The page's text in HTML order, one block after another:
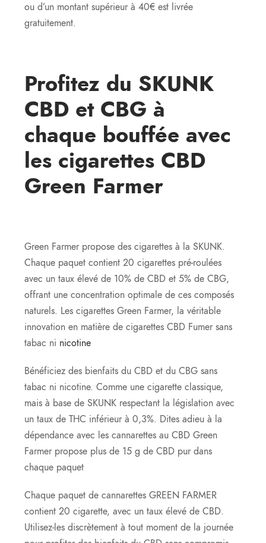
ou d’un montant supérieur à 40€ est livrée
gratuitement.
Profitez du SKUNK
CBD et CBG à
chaque bouffée avec
les cigarettes CBD
Green Farmer
Green Farmer propose des cigarettes à la SKUNK.
Chaque paquet contient 20 cigarettes pré-roulées
avec un taux élevé de 10% de CBD et 5% de CBG,
offrant une concentration optimale de ces composés
naturels. Les cigarettes Green Farmer, la véritable
innovation en matière de cigarettes CBD Fumer sans
tabac ni nicotine
Bénéficiez des bienfaits du CBD et du CBG sans
tabac ni nicotine. Comme une cigarette classique,
mais à base de SKUNK respectant la législation avec
un taux de THC inférieur à 0,3%. Dites adieu à la
dépendance avec les cannarettes au CBD Green
Farmer propose plus de 15 g de CBD pur dans
chaque paquet
Chaque paquet de cannarettes GREEN FARMER
contient 20 cigarette, avec un taux élevé de CBD.
Utilisez-les discrètement à tout moment de la journée